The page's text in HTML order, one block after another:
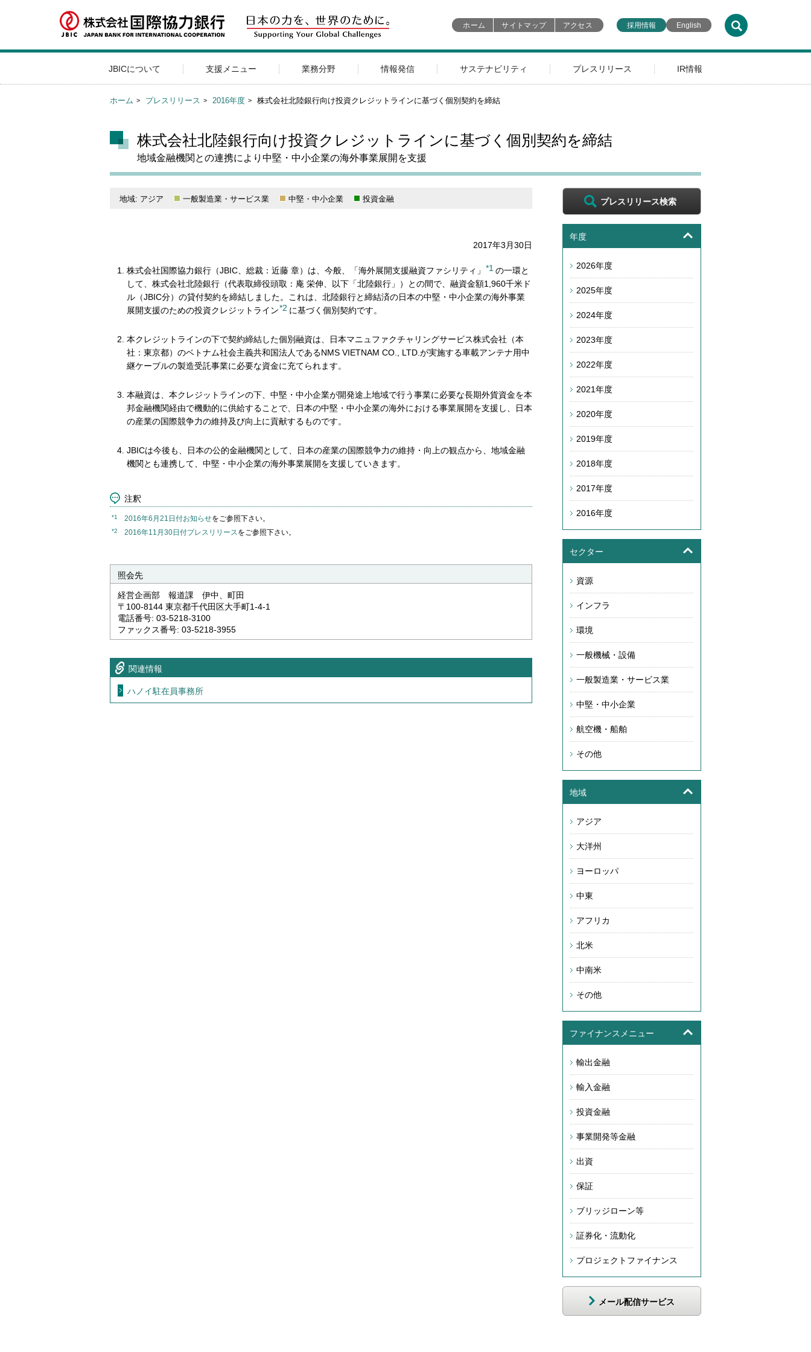
ホーム サイトマップ アクセス 採用情報 English
JBICについて 支援メニュー 業務分野 情報発信 サステナビリティ プレスリリース IR情報
ホーム プレスリリース 2016年度 株式会社北陸銀行向け投資クレジットラインに基づく個別契約を締結
株式会社北陸銀行向け投資クレジットラインに基づく個別契約を締結
地域金融機関との連携により中堅・中小企業の海外事業展開を支援
地域: アジア 一般製造業・サービス業 中堅・中小企業 投資金融
2017年3月30日
株式会社国際協力銀行（JBIC、総裁：近藤 章）は、今般、「海外展開支援融資ファシリティ」 *1 の一環と
して、株式会社北陸銀行（代表取締役頭取：庵 栄伸、以下「北陸銀行」）との間で、融資金額1,960千米ド
ル（JBIC分）の貸付契約を締結しました。これは、北陸銀行と締結済の日本の中堅・中小企業の海外事業
展開支援のための投資クレジットライン*2 に基づく個別契約です。
本クレジットラインの下で契約締結した個別融資は、日本マニュファクチャリングサービス株式会社（本
社：東京都）のベトナム社会主義共和国法人であるNMS VIETNAM CO., LTD.が実施する車載アンテナ用中
継ケーブルの製造受託事業に必要な資金に充てられます。
本融資は、本クレジットラインの下、中堅・中小企業が開発途上地域で行う事業に必要な長期外貨資金を本
邦金融機関経由で機動的に供給することで、日本の中堅・中小企業の海外における事業展開を支援し、日本
の産業の国際競争力の維持及び向上に貢献するものです。
JBICは今後も、日本の公的金融機関として、日本の産業の国際競争力の維持・向上の観点から、地域金融
機関とも連携して、中堅・中小企業の海外事業展開を支援していきます。
注釈
*1 2016年6月21日付お知らせをご参照下さい。
*2 2016年11月30日付プレスリリースをご参照下さい。
照会先
経営企画部 報道課 伊中、町田
〒100-8144 東京都千代田区大手町1-4-1
電話番号: 03-5218-3100
ファックス番号: 03-5218-3955
関連情報
ハノイ駐在員事務所
プレスリリース検索
年度
2026年度
2025年度
2024年度
2023年度
2022年度
2021年度
2020年度
2019年度
2018年度
2017年度
2016年度
セクター
資源
インフラ
環境
一般機械・設備
一般製造業・サービス業
中堅・中小企業
航空機・船舶
その他
地域
アジア
大洋州
ヨーロッパ
中東
アフリカ
北米
中南米
その他
ファイナンスメニュー
輸出金融
輸入金融
投資金融
事業開発等金融
出資
保証
ブリッジローン等
証券化・流動化
プロジェクトファイナンス
メール配信サービス